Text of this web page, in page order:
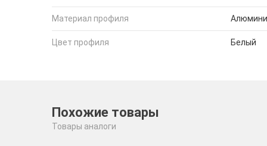
Материал профиля
Цвет профиля Белый
Похожие товары
Товары аналоги